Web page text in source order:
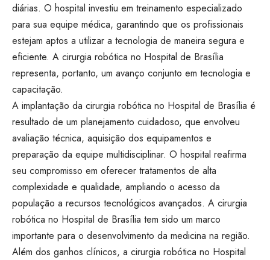
diárias. O hospital investiu em treinamento especializado
para sua equipe médica, garantindo que os profissionais
estejam aptos a utilizar a tecnologia de maneira segura e
eficiente. A cirurgia robótica no Hospital de Brasília
representa, portanto, um avanço conjunto em tecnologia e
capacitação.
A implantação da cirurgia robótica no Hospital de Brasília é
resultado de um planejamento cuidadoso, que envolveu
avaliação técnica, aquisição dos equipamentos e
preparação da equipe multidisciplinar. O hospital reafirma
seu compromisso em oferecer tratamentos de alta
complexidade e qualidade, ampliando o acesso da
população a recursos tecnológicos avançados. A cirurgia
robótica no Hospital de Brasília tem sido um marco
importante para o desenvolvimento da medicina na região.
Além dos ganhos clínicos, a cirurgia robótica no Hospital